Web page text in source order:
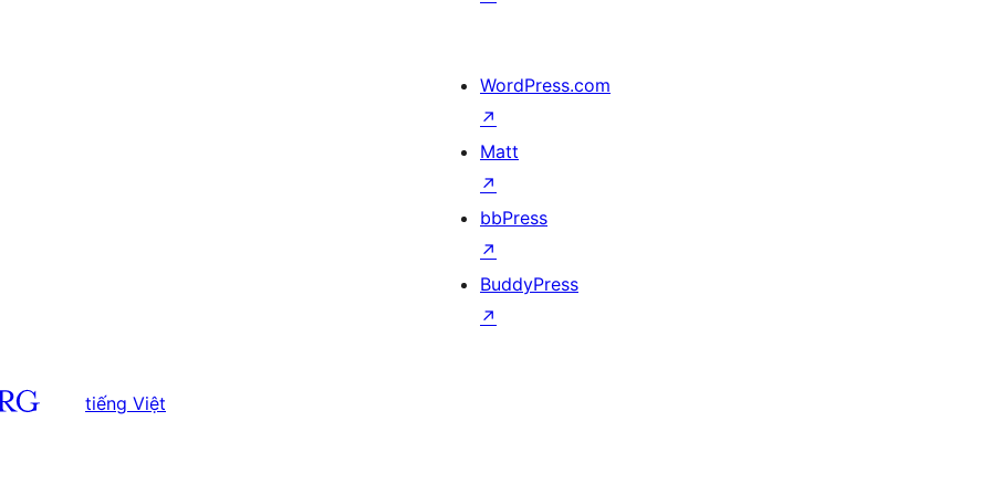
WordPress.com
↗
Matt
↗
bbPress
↗
BuddyPress
↗
tiếng Việt